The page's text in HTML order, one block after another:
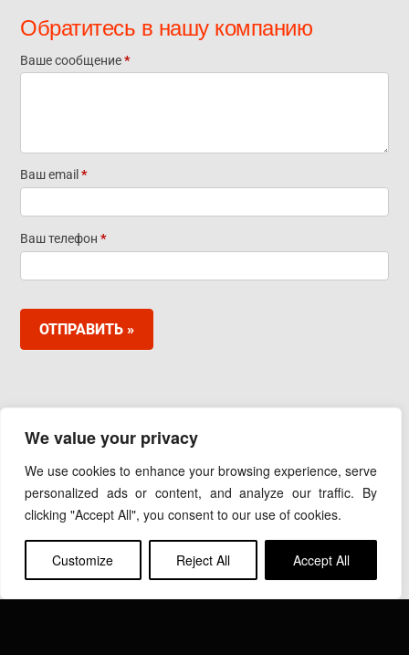
We value your privacy
We use cookies to enhance your browsing experience, serve
personalized ads or content, and analyze our traffic. By
clicking "Accept All", you consent to our use of cookies.
Customize Reject All Accept All
Обратитесь в нашу компанию
Отправьте
сообщение
Ваше сообщение*
Ваш email*
Ваш телефон *
ОТПРАВИТЬ »
ООО «ИНДУКТОТЕРМ»
111250, Москва, проезд Завода Серп и Молот, д. 6,
корп. 1, оф. 407
Тел.:+7(495) 139-69-45
Email:info@inductotherm.ru
INDUCTOTHERM GROUP